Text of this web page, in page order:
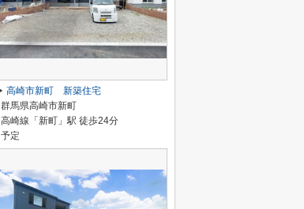
高崎市新町 新築住宅
群馬県高崎市新町
高崎線「新町」駅 徒歩24分
予定